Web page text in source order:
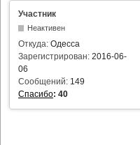
Участник
Неактивен
Откуда: Одесса
Зарегистрирован: 2016-06-
06
Сообщений: 149
Спасибо: 40